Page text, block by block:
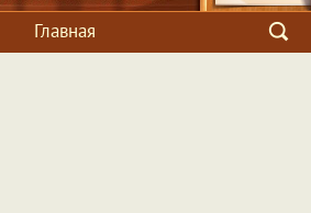
Главная